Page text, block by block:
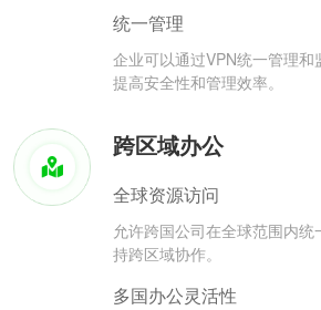
统一管理
企业可以通过VPN统一管理和
提高安全性和管理效率。
跨区域办公
全球资源访问
允许跨国公司在全球范围内
持跨区域协作。
多国办公灵活性